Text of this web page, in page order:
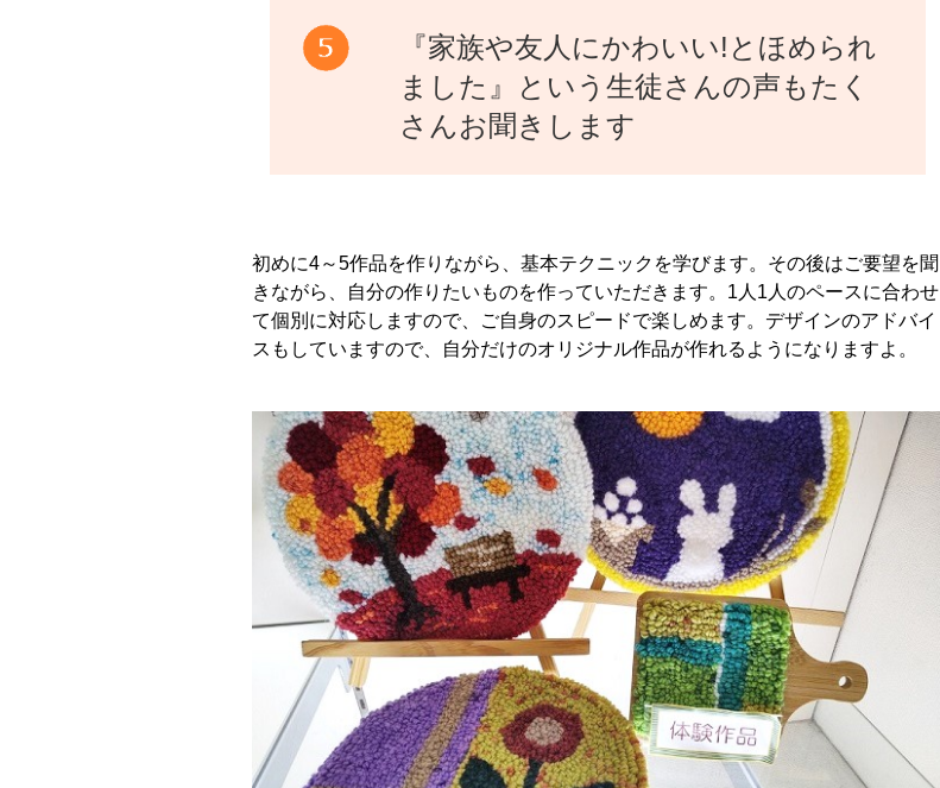
『家族や友人にかわいい!とほめられ
ました』という生徒さんの声もたく
さんお聞きします
初めに4～5作品を作りながら、基本テクニックを学びます。その後はご要望を聞
きながら、自分の作りたいものを作っていただきます。1人1人のペースに合わせ
て個別に対応しますので、ご自身のスピードで楽しめます。デザインのアドバイ
スもしていますので、自分だけのオリジナル作品が作れるようになりますよ。